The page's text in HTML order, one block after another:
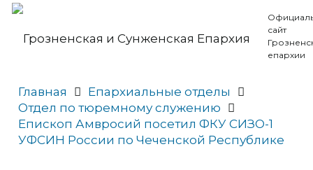
сайт
епархии
Главная
Епархиальные отделы
Отдел по тюремному служению
Епископ Амвросий посетил ФКУ СИЗО-1
УФСИН России по Чеченской Республике